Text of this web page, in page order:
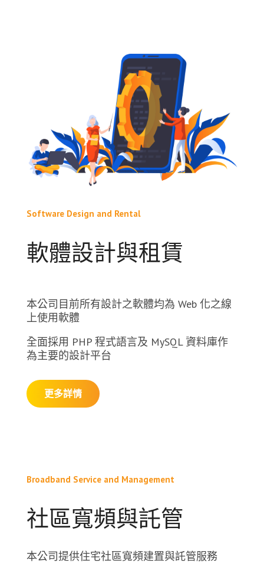
Software Design and Rental
軟體設計與租賃
本公司目前所有設計之軟體均為 Web 化之線
上使用軟體
全面採用 PHP 程式語言及 MySQL 資料庫作
為主要的設計平台
更多詳情
Broadband Service and Management
社區寬頻與託管
本公司提供住宅社區寬頻建置與託管服務